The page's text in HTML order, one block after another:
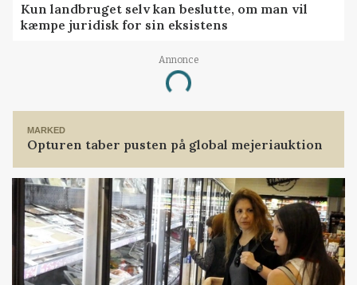
Kun landbruget selv kan beslutte, om man vil
kæmpe juridisk for sin eksistens
Annonce
Loading...
MARKED
Opturen taber pusten på global mejeriauktion